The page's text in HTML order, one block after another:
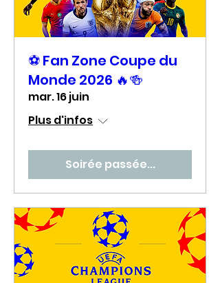
⚽ Fan Zone Coupe du
Monde 2026 🔥🍻
mar. 16 juin
Plus d'infos
Soirée passée...